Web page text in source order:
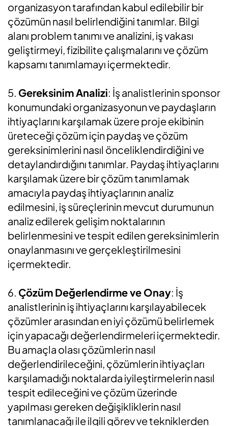
organizasyon tarafından kabul edilebilir bir
çözümün nasıl belirlendiğini tanımlar. Bilgi
alanı problem tanımı ve analizini, iş vakası
geliştirmeyi, fizibilite çalışmalarını ve çözüm
kapsamı tanımlamayı içermektedir.
5. Gereksinim Analizi: İş analistlerinin sponsor
konumundaki organizasyonun ve paydaşların
ihtiyaçlarını karşılamak üzere proje ekibinin
üreteceği çözüm için paydaş ve çözüm
gereksinimlerini nasıl önceliklendirdiğini ve
detaylandırdığını tanımlar. Paydaş ihtiyaçlarını
karşılamak üzere bir çözüm tanımlamak
amacıyla paydaş ihtiyaçlarının analiz
edilmesini, iş süreçlerinin mevcut durumunun
analiz edilerek gelişim noktalarının
belirlenmesini ve tespit edilen gereksinimlerin
onaylanmasını ve gerçekleştirilmesini
içermektedir.
6. Çözüm Değerlendirme ve Onay: İş
analistlerinin iş ihtiyaçlarını karşılayabilecek
çözümler arasından en iyi çözümü belirlemek
için yapacağı değerlendirmeleri içermektedir.
Bu amaçla olası çözümlerin nasıl
değerlendirileceğini, çözümlerin ihtiyaçları
karşılamadığı noktalarda iyileştirmelerin nasıl
tespit edileceğini ve çözüm üzerinde
yapılması gereken değişikliklerin nasıl
tanımlanacağı ile ilgili görev ve tekniklerden